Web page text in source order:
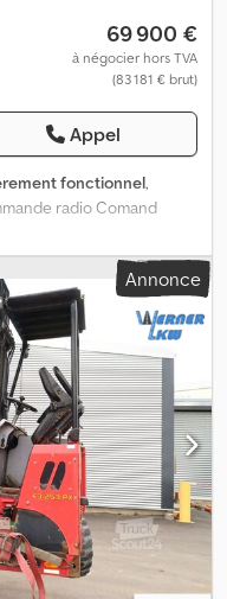
69 900 €
à négocier hors TVA
(83 181 € brut)
Appel
fonctionnel,
radio Comand
Annonce